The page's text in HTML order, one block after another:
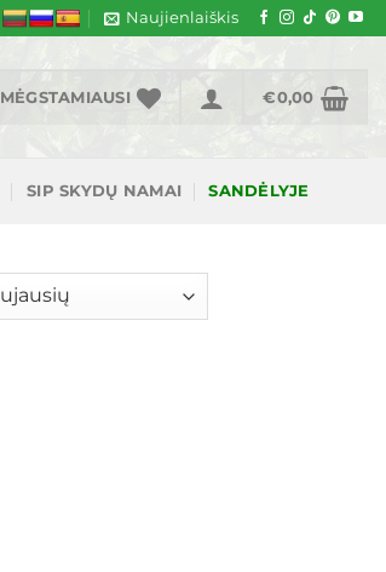
Naujienlaiškis
MĖGSTAMIAUSI €0,00
SIP SKYDŲ NAMAI SANDĖLYJE